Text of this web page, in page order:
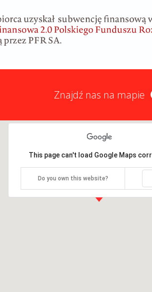
Znajdź nas na mapie
This page can't load Google Maps
Do you own this website?